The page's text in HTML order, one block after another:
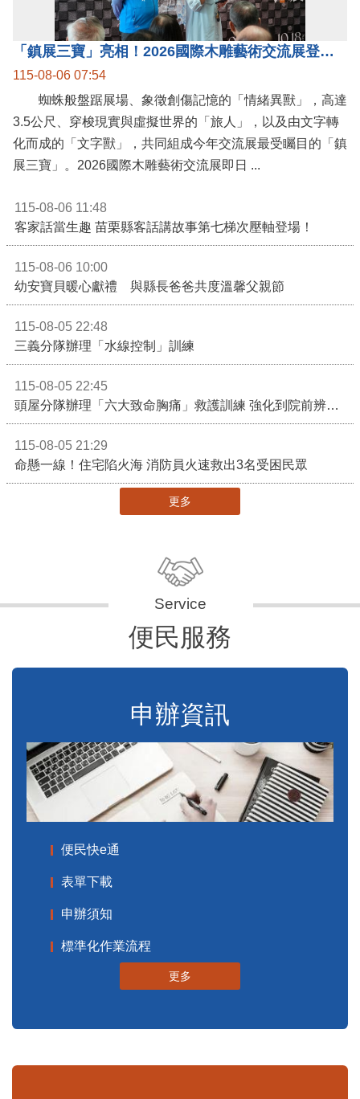
「鎮展三寶」亮相！2026國際木雕藝術交流展登場 國際木雕競賽得獎入圍名單同步揭曉
115-08-06 07:54
蜘蛛般盤踞展場、象徵創傷記憶的「情緒異獸」，高達
3.5公尺、穿梭現實與虛擬世界的「旅人」，以及由文字轉
化而成的「文字獸」，共同組成今年交流展最受矚目的「鎮
展三寶」。2026國際木雕藝術交流展即日 ...
115-08-06 11:48
客家話當生趣 苗栗縣客話講故事第七梯次壓軸登場！
115-08-06 10:00
幼安寶貝暖心獻禮 與縣長爸爸共度溫馨父親節
115-08-05 22:48
三義分隊辦理「水線控制」訓練
115-08-05 22:45
頭屋分隊辦理「六大致命胸痛」救護訓練 強化到院前辨識能力 提升緊急救護品質
115-08-05 21:29
命懸一線！住宅陷火海 消防員火速救出3名受困民眾
更多
便民服務
申辦資訊
便民快e通
表單下載
申辦須知
標準化作業流程
更多